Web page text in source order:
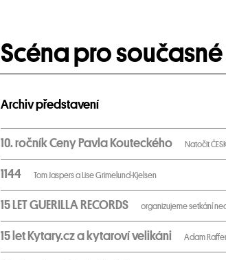
Scéna pro
Archiv představení
10. ročník Ceny Pavla Kouteckého Natočit
1144 Tom Jaspers a Lise Grimelund-Kjelsen
15 LET GUERILLA RECORDS organizujeme setkání
15 let Kytary.cz a kytaroví velikáni Adam